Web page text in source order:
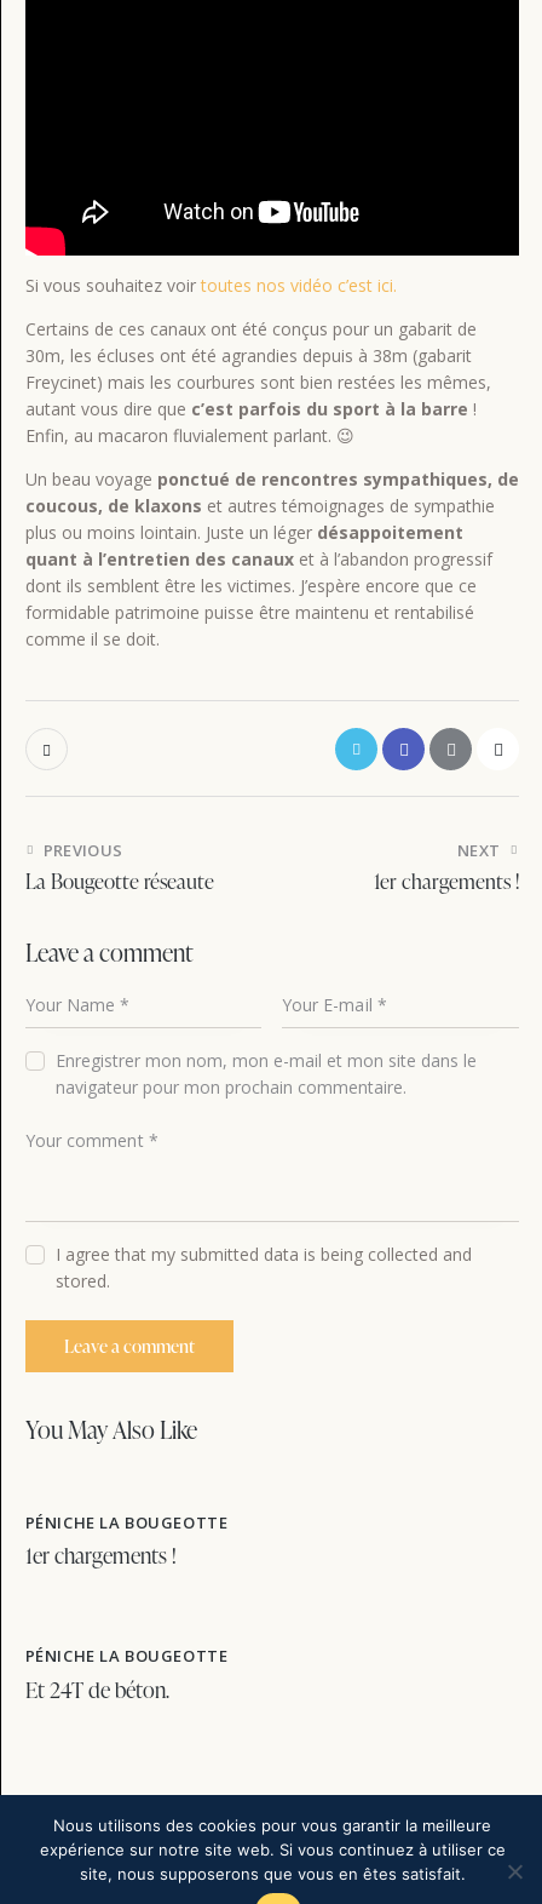
Si vous souhaitez voirtoutes nos vidéo c’est ici.
Certains de ces canaux ont été conçus pour un gabarit de
30m, les écluses ont été agrandies depuis à 38m (gabarit
Freycinet) mais les courbures sont bien restées les mêmes,
autant vous dire que c’est parfois du sport à la barre !
Enfin, au macaron fluvialement parlant. 😉
Un beau voyage ponctué de rencontres sympathiques, de
coucous, de klaxons et autres témoignages de sympathie
plus ou moins lointain. Juste un léger désappoitement
quant à l’entretien des canauxet à l’abandon progressif
dont ils semblent être les victimes. J’espère encore que ce
formidable patrimoine puisse être maintenu et rentabilisé
comme il se doit.
Navigation
de
PREVIOUS
La Bougeotte réseaute
NEXT
1er chargements !
Leave a comment
Enregistrer mon nom, mon e-mail et mon site dans le
navigateur pour mon prochain commentaire.
I agree that my submitted data is being collected and
stored.
You May Also Like
PÉNICHE LA BOUGEOTTE
1er chargements !
PÉNICHE LA BOUGEOTTE
Et 24T de béton.
Nous utilisons des cookies pour vous garantir la meilleure
expérience sur notre site web. Si vous continuez à utiliser ce
site, nous supposerons que vous en êtes satisfait.